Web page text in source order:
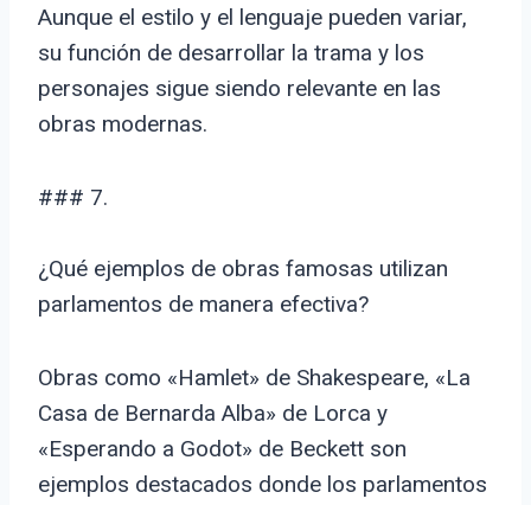
Aunque el estilo y el lenguaje pueden variar,
su función de desarrollar la trama y los
personajes sigue siendo relevante en las
obras modernas.
### 7.
¿Qué ejemplos de obras famosas utilizan
parlamentos de manera efectiva?
Obras como «Hamlet» de Shakespeare, «La
Casa de Bernarda Alba» de Lorca y
«Esperando a Godot» de Beckett son
ejemplos destacados donde los parlamentos